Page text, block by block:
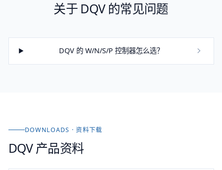
关于 DQV的常见问题
DQV 的 W/N/S/P 控制器怎么选？
DOWNLOADS · 资料下载
DQV产品资料